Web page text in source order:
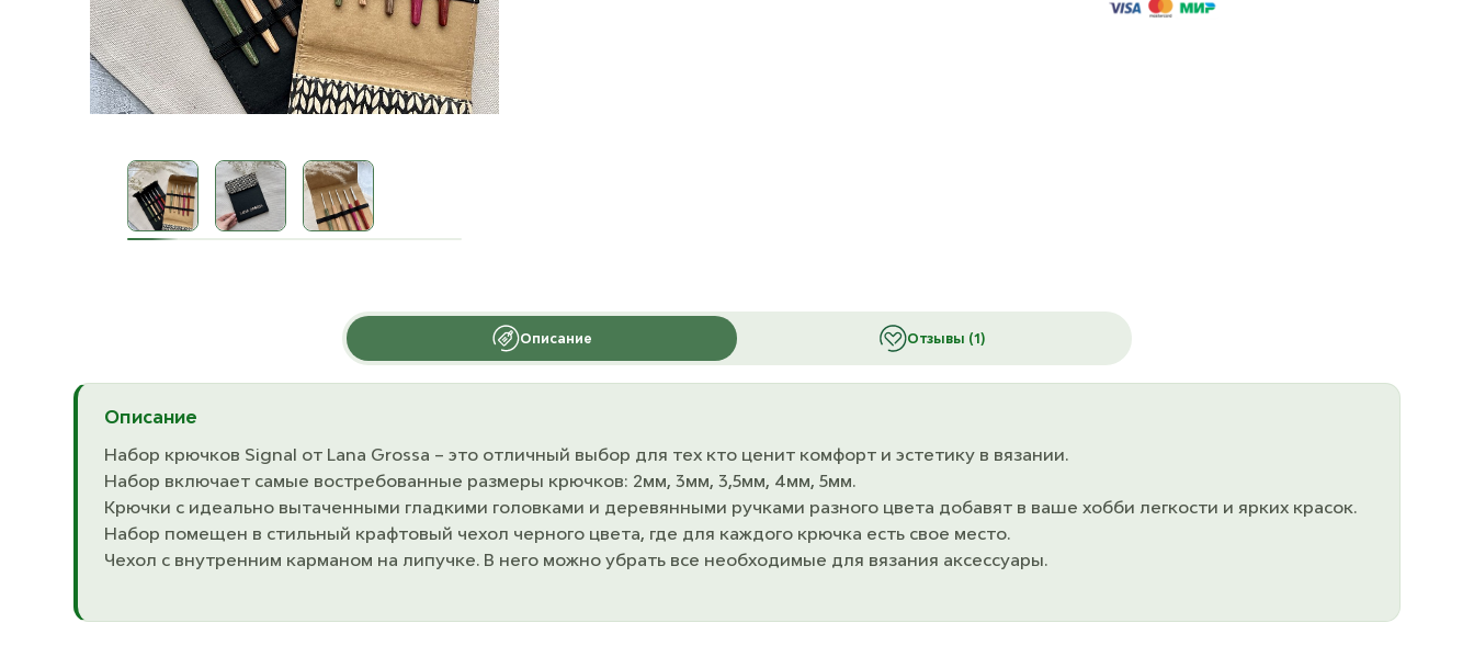
Описание Отзывы (1)
Описание
Набор крючков Signal от Lana Grossa – это отличный выбор для тех кто ценит комфорт и эстетику в вязании.
Набор включает самые востребованные размеры крючков: 2мм, 3мм, 3,5мм, 4мм, 5мм.
Крючки с идеально вытаченными гладкими головками и деревянными ручками разного цвета добавят в ваше хобби легкости и ярких красок.
Набор помещен в стильный крафтовый чехол черного цвета, где для каждого крючка есть свое место.
Чехол с внутренним карманом на липучке. В него можно убрать все необходимые для вязания аксессуары.